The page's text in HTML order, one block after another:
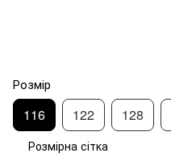
Розмір
116 122 128
Розмірна сітка